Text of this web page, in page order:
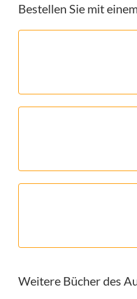
Bestellen Sie mit
Weitere Bücher des